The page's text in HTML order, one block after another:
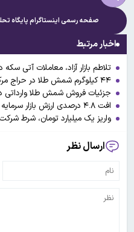
صفحه رسمی اینستاگرام پایگاه
اخبار مرتبط
تلاطم بازار آزاد، معاملات آتی
۴۴ کیلوگرم شمش طلا در حراج مرکز مبادله ایران معامله شد
جزئیات فروش شمش طلا وارداتی
افت ۴.۸ درصدی ارزش بازار سرمایه در تیرماه
واریز یک میلیارد تومان، شرط
ارسال نظر